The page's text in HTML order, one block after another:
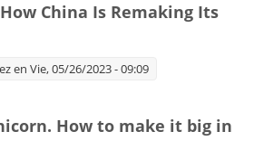
China Is Remaking Its
en Vie, 05/26/2023 - 09:09
How to make it big in